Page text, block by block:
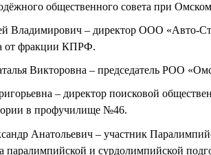
общественного совета при
– директор ООО «Авто-
от фракции КПРФ.
Викторовна – председатель РОО
– директор поисковой
в профучилище №46.
Анатольевич – участник
паралимпийской и сурдолимпийской